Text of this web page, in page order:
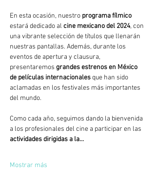
En esta ocasión, nuestro programa fílmico
estará dedicado al cine mexicano del 2024, con
una vibrante selección de títulos que llenarán
nuestras pantallas. Además, durante los
eventos de apertura y clausura,
presentaremos grandes estrenos en México
de películas internacionales que han sido
aclamadas en los festivales más importantes
del mundo.
Como cada año, seguimos dando la bienvenida
a los profesionales del cine a participar en las
actividades dirigidas a la…
Mostrar más